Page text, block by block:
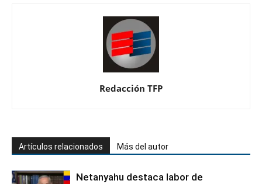
Redacción TFP
Artículos relacionados Más del autor
Netanyahu destaca labor de